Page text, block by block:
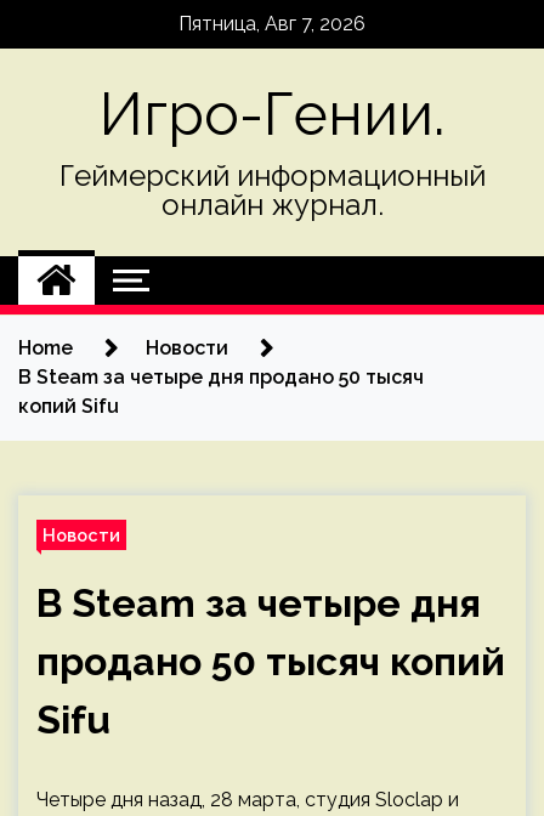
Пятница, Авг 7, 2026
Игро-Гении.
Геймерский информационный
онлайн журнал.
Home
Новости
В Steam за четыре дня продано 50 тысяч
копий Sifu
Новости
В Steam за четыре дня
продано 50 тысяч копий
Sifu
Четыре дня назад, 28 марта, студия Sloclap и